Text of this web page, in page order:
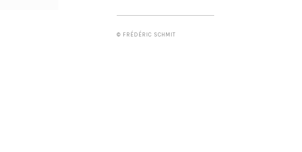
© FRÉDÉRIC SCHMIT